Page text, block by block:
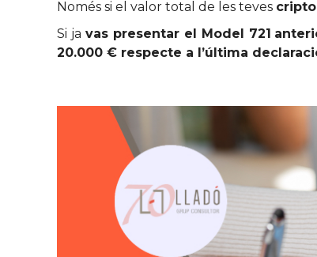
Només si el valor total de les teves
Si ja vas presentar el Model 721
20.000 € respecte a l’última